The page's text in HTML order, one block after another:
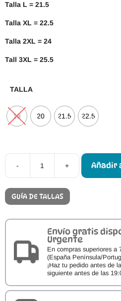
Talla L = 21.5
Talla XL = 22.5
Talla 2XL = 24
Tall 3XL = 25.5
TALLA
19 20 21.5 22.5
-
Attipas
See
+ Añadir
GUÍA DE TALLAS
Envío gratis
Urgente
En compras superiores a
(España Península/
¡Haz tu pedido antes de
siguiente antes de las